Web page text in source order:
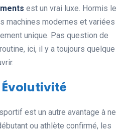
est un vrai luxe. Hormis le
machines modernes et variées
unique. Pas question de
ici, il y a toujours quelque
est un autre avantage à ne
ou athlète confirmé, les